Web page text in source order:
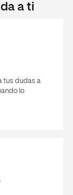
a ti
tus dudas a
lo